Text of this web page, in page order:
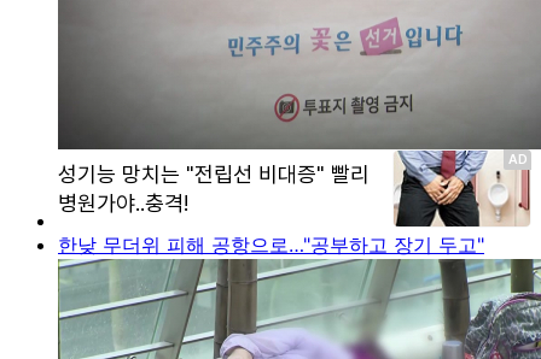
한낮 무더위 피해 공항으로…"공부하고 장기 두고"